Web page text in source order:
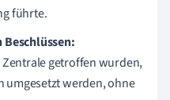
führte.
getroffen wurden,
umgesetzt werden, ohne